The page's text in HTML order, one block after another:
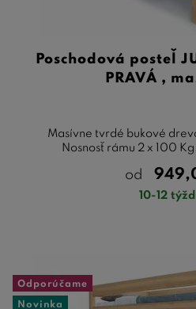
Poschodová posteľ
PRAVÁ ,
Masívne tvrdé bukové
Nosnosť rámu 2 x 100
od
10-12
Odporúčame
Novinka